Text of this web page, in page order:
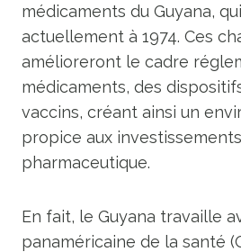
médicaments du Guyana,
actuellement à 1974. Ces
amélioreront le cadre
médicaments, des
vaccins, créant ainsi un
propice aux
pharmaceutique.
En fait, le Guyana travaille
panaméricaine de la santé